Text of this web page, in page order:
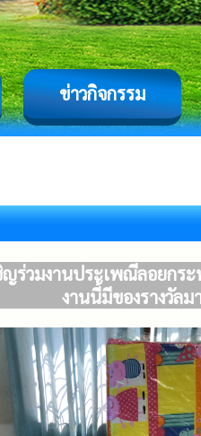
ข่าวกิจกรรม
ญร่วมงานประเพณีลอยกร
งานนี้มีของรางวัล